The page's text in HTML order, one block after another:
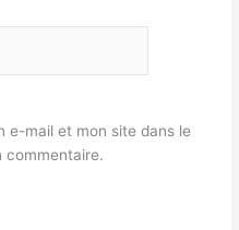
e-mail et mon site dans le
commentaire.